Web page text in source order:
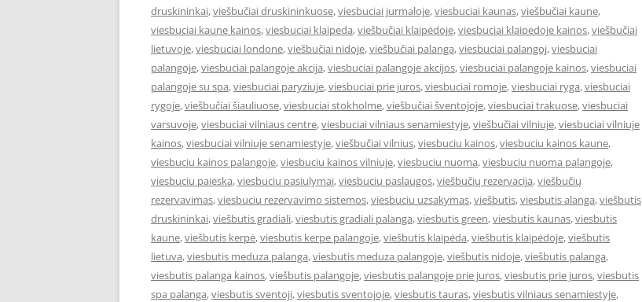
druskininkai,viešbučiai druskininkuose,viesbuciai jurmaloje,viesbuciai kaunas,viešbučiai kaune,
viesbuciai kaune kainos,viesbuciai klaipeda,viešbučiai klaipėdoje,viesbuciai klaipedoje kainos,viešbučiai
lietuvoje,viesbuciai londone,viešbučiai nidoje,viešbučiai palanga,viesbuciai palangoj,viesbuciai
palangoje,viesbuciai palangoje akcija,viesbuciai palangoje akcijos,viesbuciai palangoje kainos,viesbuciai
palangoje su spa,viesbuciai paryziuje,viesbuciai prie juros,viesbuciai romoje,viesbuciai ryga,viesbuciai
rygoje,viešbučiai šiauliuose,viesbuciai stokholme,viešbučiai šventojoje,viesbuciai trakuose,viesbuciai
varsuvoje,viesbuciai vilniaus centre,viesbuciai vilniaus senamiestyje,viešbučiai vilniuje,viesbuciai vilniuje
kainos,viesbuciai vilniuje senamiestyje,viešbučiai vilnius,viesbuciu kainos,viesbuciu kainos kaune,
viesbuciu kainos palangoje,viesbuciu kainos vilniuje,viesbuciu nuoma,viesbuciu nuoma palangoje,
viesbuciu paieska,viesbuciu pasiulymai,viesbuciu paslaugos,viešbučių rezervacija,viešbučių
rezervavimas,viesbuciu rezervavimo sistemos,viesbuciu uzsakymas,viešbutis,viesbutis alanga,viešbutis
druskininkai,viešbutis gradiali,viesbutis gradiali palanga,viesbutis green,viesbutis kaunas,viesbutis
kaune,viešbutis kerpė,viesbutis kerpe palangoje,viešbutis klaipėda,viešbutis klaipėdoje,viešbutis
lietuva,viesbutis meduza palanga,viesbutis meduza palangoje,viešbutis nidoje,viešbutis palanga,
viesbutis palanga kainos,viešbutis palangoje,viesbutis palangoje prie juros,viesbutis prie juros,viesbutis
spa palanga,viesbutis sventoji,viesbutis sventojoje,viesbutis tauras,viesbutis vilniaus senamiestyje,